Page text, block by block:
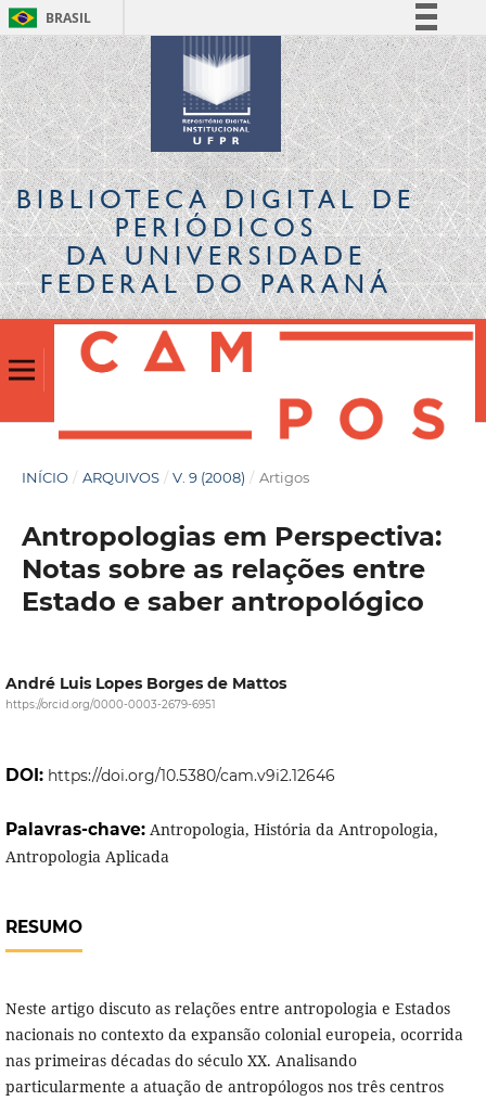
BRASIL
Simplifique!
Comunica BR
Participe
Acesso à informação
Legislação
Canais
BIBLIOTECA DIGITALDE
PERIÓDICOS
DA UNIVERSIDADE
FEDERAL DO PARANÁ
INÍCIO / ARQUIVOS / V. 9 (2008) / Artigos
Antropologias em Perspectiva:
Notas sobre as relações entre
Estado e saber antropológico
André Luis Lopes Borges de Mattos
https://orcid.org/0000-0003-2679-6951
DOI: https://doi.org/10.5380/cam.v9i2.12646
Palavras-chave: Antropologia, História da Antropologia,
Antropologia Aplicada
RESUMO
Neste artigo discuto as relações entre antropologia e Estados
nacionais no contexto da expansão colonial europeia, ocorrida
nas primeiras décadas do século XX. Analisando
particularmente a atuação de antropólogos nos três centros